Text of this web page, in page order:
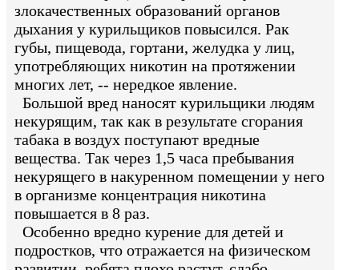
злокачественных образований органов
дыхания у курильщиков повысился. Рак
губы, пищевода, гортани, желудка у лиц,
употребляющих никотин на протяжении
многих лет, -- нередкое явление.
Большой вред наносят курильщики людям
некурящим, так как в результате сгорания
табака в воздух поступают вредные
вещества. Так через 1,5 часа пребывания
некурящего в накуренном помещении у него
в организме концентрация никотина
повышается в 8 раз.
Особенно вредно курение для детей и
подростков, что отражается на физическом